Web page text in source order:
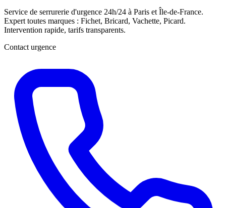
Service de serrurerie d'urgence 24h/24 à Paris et Île-de-France.
Expert toutes marques : Fichet, Bricard, Vachette, Picard.
Intervention rapide, tarifs transparents.
Contact urgence